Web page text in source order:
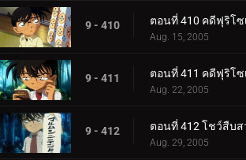
9 - 410
Aug. 15, 2005
9 - 411
Aug. 22, 2005
9 - 412
Aug. 29, 2005